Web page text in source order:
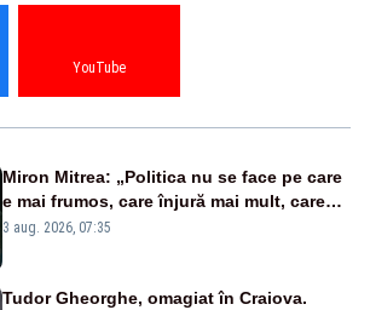
YouTube
Miron Mitrea: „Politica nu se face pe care
e mai frumos, care înjură mai mult, care
țipă mai tare, ci pe proiecte”
3 aug. 2026, 07:35
Tudor Gheorghe, omagiat în Craiova.